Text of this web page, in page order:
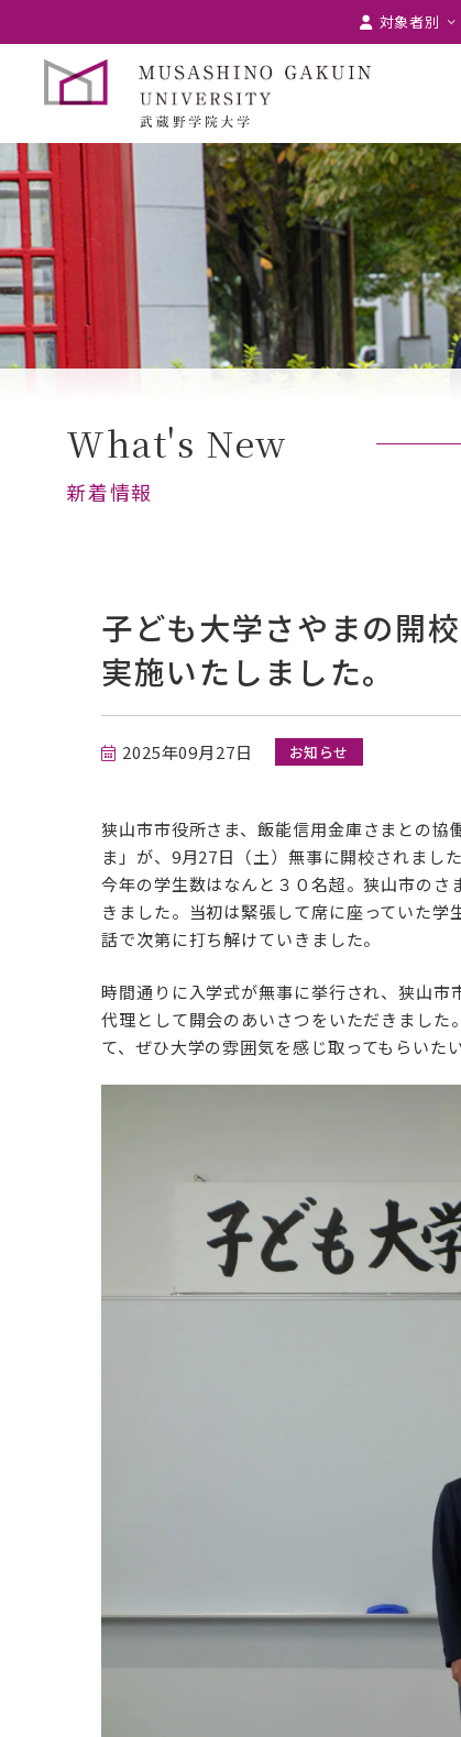
コラボレーション講座
産学官連携事業
組織図・学則
学修の成果に係る評価
自己点検・評価活動
学生便覧
特待生制度と減免制度
早期合格者の特待生チャレンジ試験
併願制度
学納金について
対象者別
在学生の方
卒業生の方
保護者の方
採用担当の方
What's New
新着情報
子ども大学さやまの開
実施いたしました。
2025年09月27日 お知らせ
狭山市市役所さま、飯能信用金庫さまとの協
ま」が、9月27日（土）無事に開校されました
今年の学生数はなんと３０名超。狭山市のさ
きました。 当初は緊張して席に座っていた学
話で次第に打ち解けていきました。
時間通りに入学式が無事に挙行され、 狭山市
代理として開会のあいさつをいただきました
て、 ぜひ大学の雰囲気を感じ取ってもらいた